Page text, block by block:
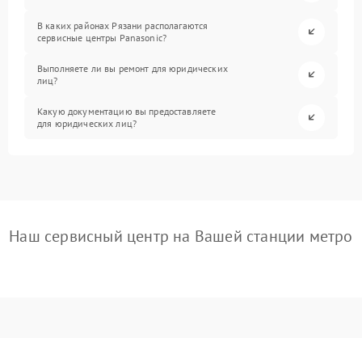
В каких районах Рязани располагаются
сервисные центры Panasonic?
Выполняете ли вы ремонт для юридических
лиц?
Какую документацию вы предоставляете
для юридических лиц?
Наш сервисный центр на Вашей станции метро